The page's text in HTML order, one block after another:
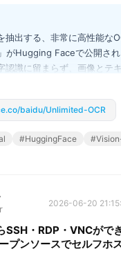
抽出する、非常に高性能な
がHugging Faceで公開さ
認識に留まらず、画像とテ
to-Text」というマルチ
は、このモデルを
多言語対応（multilingual）
的なツールとなるでしょう！
baidu/Unlimited-OCR
#HuggingFace
2026-06-20
SSH・RDP・VNCがで
プンソースでセルフホ